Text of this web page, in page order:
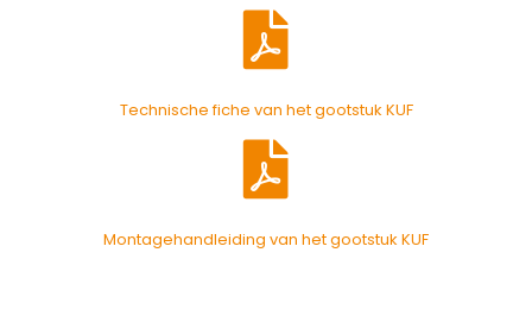
Technische fiche van het gootstuk KUF
Montagehandleiding van het gootstuk KUF